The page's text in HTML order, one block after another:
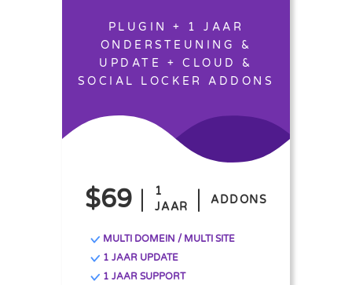
PLUGIN + 1 JAAR
ONDERSTEUNING &
UPDATE + CLOUD &
SOCIAL LOCKER ADDONS
$69
1
JAAR
ADDONS
MULTI DOMEIN / MULTI SITE
1 JAAR UPDATE
1 JAAR SUPPORT